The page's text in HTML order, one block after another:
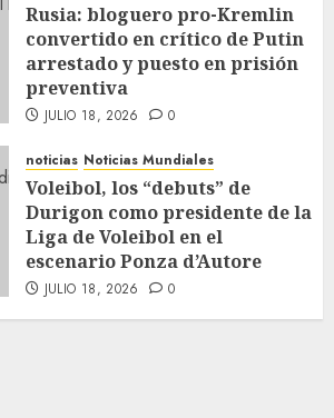
Rusia: bloguero pro-Kremlin
convertido en crítico de Putin
arrestado y puesto en prisión
preventiva
JULIO 18, 2026 0
noticias Noticias Mundiales
Voleibol, los “debuts” de
Durigon como presidente de la
Liga de Voleibol en el
escenario Ponza d’Autore
JULIO 18, 2026 0